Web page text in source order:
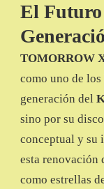
El
TOMORROW
como uno de
generación del
sino por su
conceptual y su
esta renovación
como estrellas